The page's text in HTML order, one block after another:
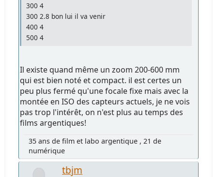
300 4
300 2.8 bon lui il va venir
400 4
500 4
Il existe quand même un zoom 200-600 mm
qui est bien noté et compact. il est certes un
peu plus fermé qu'une focale fixe mais avec la
montée en ISO des capteurs actuels, je ne vois
pas trop l'intérêt, on n'est plus au temps des
films argentiques!
35 ans de film et labo argentique , 21 de
numérique
tbjm